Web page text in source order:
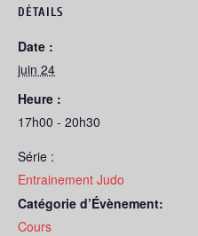
DÉTAILS
Date :
juin 24
Heure :
17h00 - 20h30
Série :
Entrainement Judo
Catégorie d’Évènement:
Cours